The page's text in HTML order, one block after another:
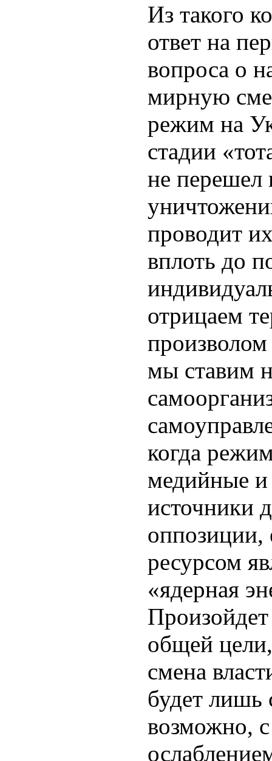
Из такого
ответ на
вопроса о
мирную
режим на
стадии
не перешел
проводит
вплоть до
отрицаем
произволом
мы ставим
когда
медийные
источники
оппозиции,
ресурсом
«ядерная
общей
смена
будет лишь
возможно,